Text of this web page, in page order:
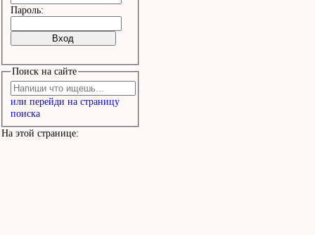
Пароль:
Поиск на сайте
или перейди на страницу
поиска
На этой странице: